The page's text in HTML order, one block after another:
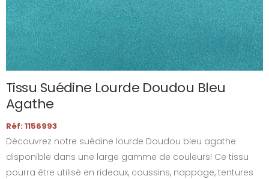
Tissu Suédine Lourde Doudou Bleu
Agathe
Réf: 1156993
Découvrez notre suédine lourde Doudou bleu agathe
disponible dans une large gamme de couleurs! Ce tissu
pourra être utilisé en rideaux, coussins, nappage, tentures